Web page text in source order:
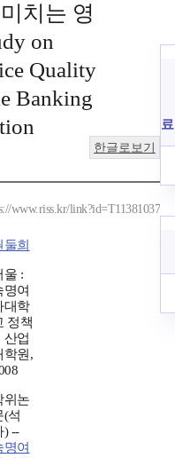
치는 영
on
Quality
Banking
한글로보기
www.riss.kr/link?id=T11381037
둘희
울 :
명여
대학
정책
산업
학원,
위논
(석
) --
명여
료